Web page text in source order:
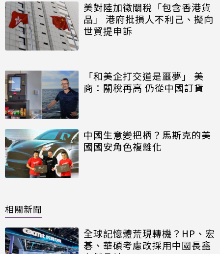
美對陸加徵關稅「包含香港貨
品」 港府批損人不利己、擬向
世貿提申訴
「和美企打交道是噩夢」 美
商：關稅再高 仍從中國訂貨
中國生意變把柄？馬斯克的美
國國安角色複雜化
相關新聞
全球記憶體荒現轉機？HP、宏
碁、華碩考慮改採用中國長鑫